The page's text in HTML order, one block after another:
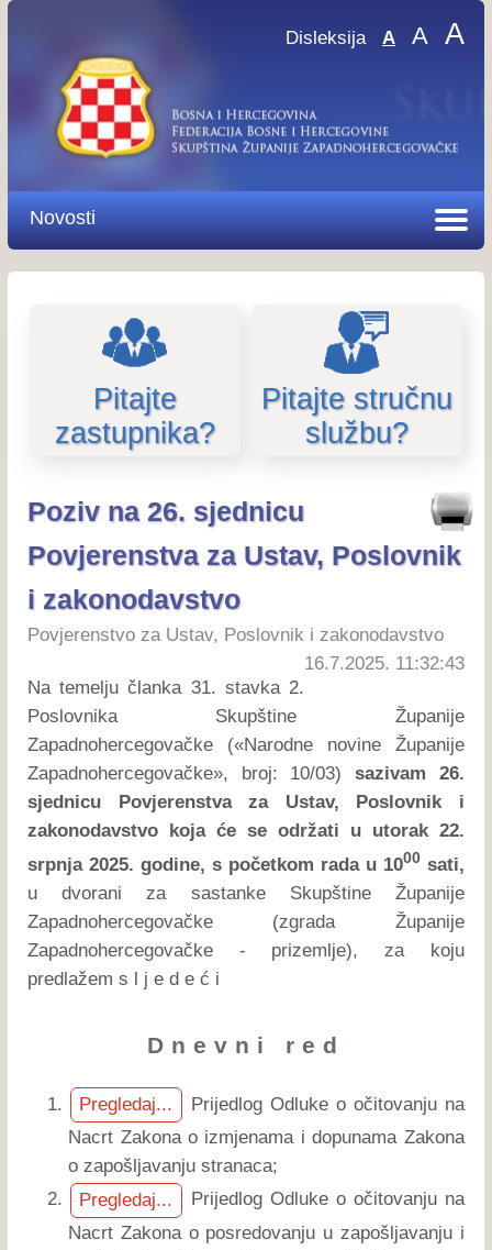
Disleksija A A A
Novosti
Pitajte
zastupnika?
Pitajte stručnu
službu?
Poziv na 26. sjednicu
Povjerenstva za Ustav, Poslovnik
i zakonodavstvo
Povjerenstvo za Ustav, Poslovnik i zakonodavstvo
16.7.2025. 11:32:43
Na temelju članka 31. stavka 2.
Poslovnika Skupštine Županije
Zapadnohercegovačke («Narodne novine Županije
Zapadnohercegovačke», broj: 10/03)sazivam 26.
sjednicu Povjerenstva za Ustav, Poslovnik i
zakonodavstvo koja će se održati u utorak 22.
srpnja 2025. godine, s početkom rada u 1000sati,
u dvorani za sastanke Skupštine Županije
Zapadnohercegovačke (zgrada Županije
Zapadnohercegovačke - prizemlje), za koju
predlažem s l j e d e ć i
Dnevni red
Pregledaj...
Prijedlog Odluke o očitovanju na
Nacrt Zakona o izmjenama i dopunama Zakona
o zapošljavanju stranaca;
Pregledaj...
Prijedlog Odluke o očitovanju na
Nacrt Zakona o posredovanju u zapošljavanju i